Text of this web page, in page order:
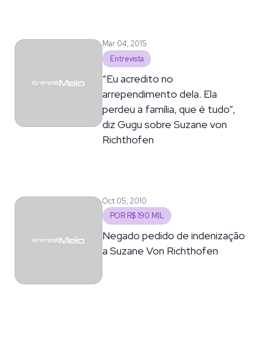
Mar 04, 2015
Entrevista
“Eu acredito no
arrependimento dela. Ela
perdeu a família, que é tudo”,
diz Gugu sobre Suzane von
Richthofen
Oct 05, 2010
POR R$ 190 MIL
Negado pedido de indenização
a Suzane Von Richthofen